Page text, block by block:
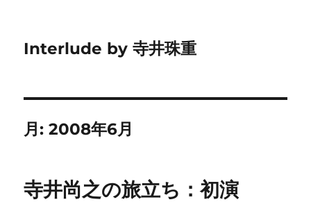
Interlude by 寺井珠重
月:2008年6月
寺井尚之の旅立ち：初演